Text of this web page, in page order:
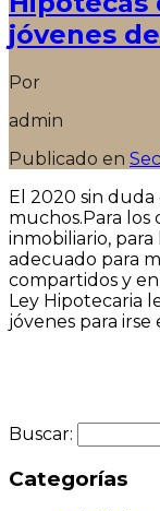
jóvenes
Por
admin
Publicado en
El 2020 sin
muchos.Para
inmobiliario,
adecuado para
compartidos y en
Ley Hipotecaria
jóvenes para irse
Buscar:
Categorías